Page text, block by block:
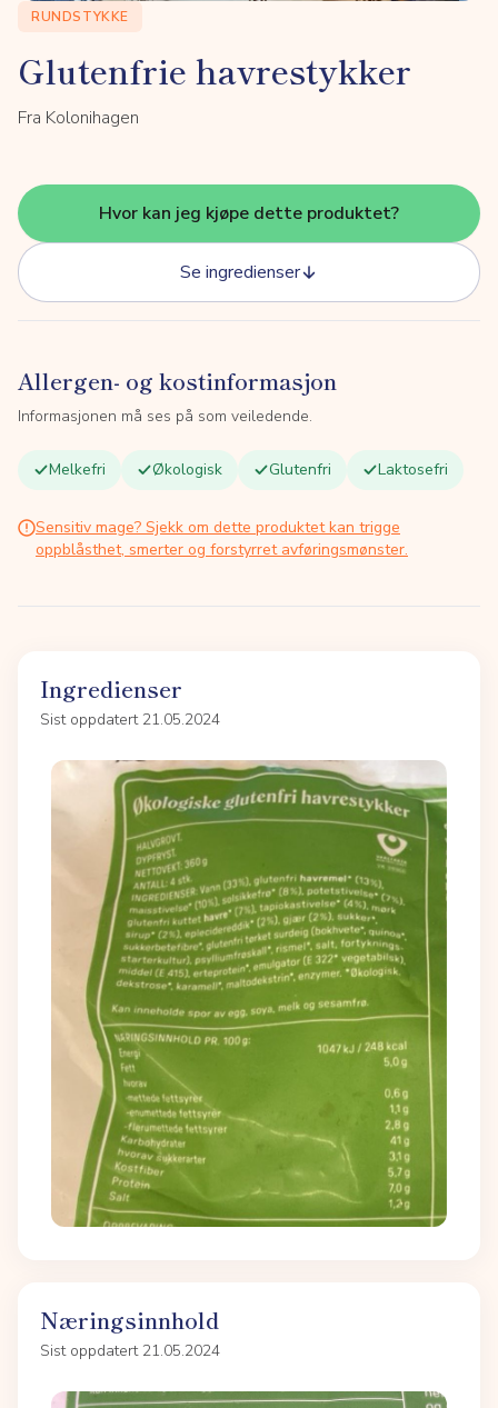
RUNDSTYKKE
Glutenfrie havrestykker
Fra Kolonihagen
Hvor kan jeg kjøpe dette produktet?
Se ingredienser
Allergen- og kostinformasjon
Informasjonen må ses på som veiledende.
Melkefri Økologisk Glutenfri Laktosefri
Sensitiv mage? Sjekk om dette produktet kan trigge
oppblåsthet, smerter og forstyrret avføringsmønster.
Ingredienser
Sist oppdatert 21.05.2024
Næringsinnhold
Sist oppdatert 21.05.2024